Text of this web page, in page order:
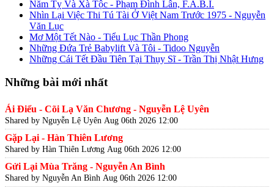
Năm Tỵ Và Xà Tộc - Phạm Đình Lân, F.A.B.I.
Nhìn Lại Việc Thi Tú Tài Ở Việt Nam Trước 1975 - Nguyễn
Văn Lục
Mơ Một Tết Nào - Tiểu Lục Thần Phong
Những Đứa Trẻ Babylift Và Tôi - Tidoo Nguyễn
Những Cái Tết Đầu Tiên Tại Thụy Sĩ - Trần Thị Nhật Hưng
Những bài mới nhất
Ái Điểu - Cõi Lạ Văn Chương - Nguyễn Lệ Uyên
Shared by Nguyễn Lệ Uyên Aug 06th 2026 12:00
Gặp Lại - Hàn Thiên Lương
Shared by Hàn Thiên Lương Aug 06th 2026 12:00
Gửi Lại Mùa Trăng - Nguyễn An Bình
Shared by Nguyễn An Bình Aug 06th 2026 12:00